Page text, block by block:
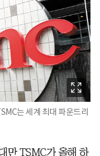
는 세계 최대 파운드리
만 TSMC가 올해 하